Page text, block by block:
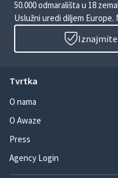
50.000 odmarališta u 18
Uslužni uredi diljem Europe.
Iznajmite
Tvrtka
O nama
O Awaze
Press
Agency Login